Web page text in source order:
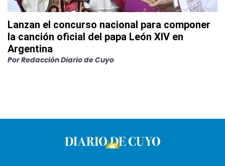
Lanzan el concurso nacional para componer
la canción oficial del papa León XIV en
Argentina
PorRedacción Diario de Cuyo